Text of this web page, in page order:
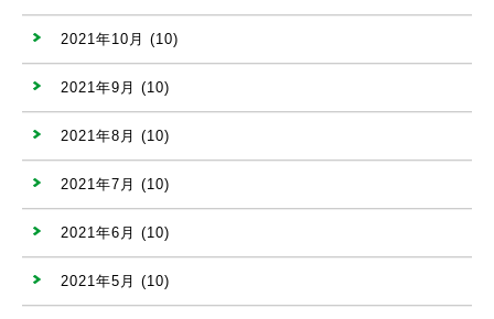
2021年10月 (10)
2021年9月 (10)
2021年8月 (10)
2021年7月 (10)
2021年6月 (10)
2021年5月 (10)